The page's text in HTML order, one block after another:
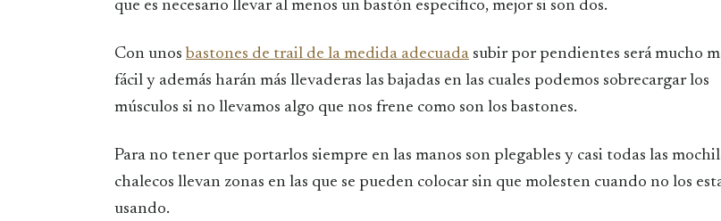
que es necesario llevar al menos un bastón específico, mejor si son dos.
Con unos bastones de trail de la medida adecuada subir por pendientes será mucho
fácil y además harán más llevaderas las bajadas en las cuales podemos sobrecargar los
músculos si no llevamos algo que nos frene como son los bastones.
Para no tener que portarlos siempre en las manos son plegables y casi todas las
chalecos llevan zonas en las que se pueden colocar sin que molesten cuando no los
usando.